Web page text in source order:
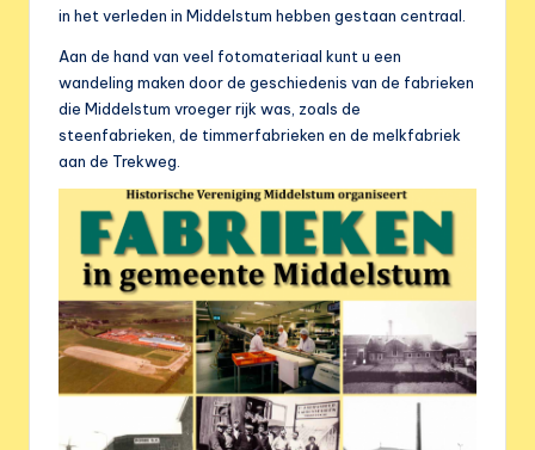
in het verleden in Middelstum hebben gestaan centraal.
Aan de hand van veel fotomateriaal kunt u een
wandeling maken door de geschiedenis van de fabrieken
die Middelstum vroeger rijk was, zoals de
steenfabrieken, de timmerfabrieken en de melkfabriek
aan de Trekweg.